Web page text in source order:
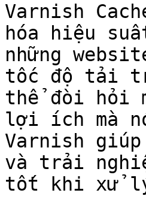
Varnish
hóa hiệu
những
tốc độ tải
thể đòi hỏi
lợi ích mà
Varnish
và trải
tốt khi xử